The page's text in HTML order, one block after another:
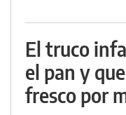
El truco
el pan y
fresco por